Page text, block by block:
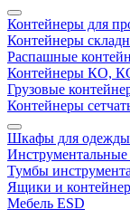
Контейнеры для
Контейнеры
Распашные
Контейнеры КО,
Грузовые
Контейнеры
Шкафы для одежды
Инструментальные
Тумбы
Ящики и
Мебель ESD